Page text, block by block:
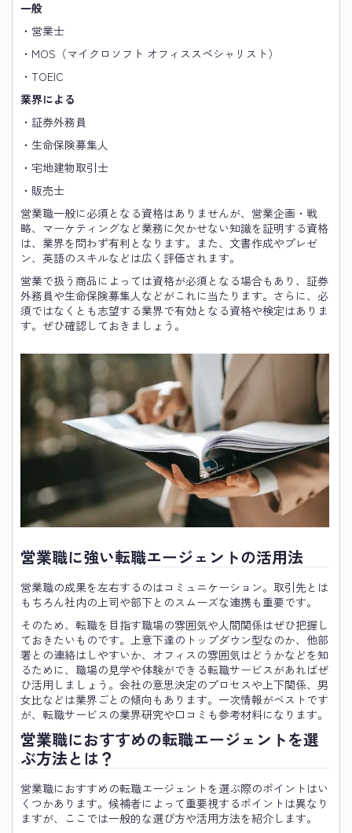
一般
・営業士
・MOS（マイクロソフト オフィススペシャリスト）
・TOEIC
業界による
・証券外務員
・生命保険募集人
・宅地建物取引士
・販売士
営業職一般に必須となる資格はありませんが、営業企画・戦
略、マーケティングなど業務に欠かせない知識を証明する資格
は、業界を問わず有利となります。また、文書作成やプレゼ
ン、英語のスキルなどは広く評価されます。
営業で扱う商品によっては資格が必須となる場合もあり、証券
外務員や生命保険募集人などがこれに当たります。さらに、必
須ではなくとも志望する業界で有効となる資格や検定はありま
す。ぜひ確認しておきましょう。
営業職に強い転職エージェントの活用法
営業職の成果を左右するのはコミュニケーション。取引先とは
もちろん社内の上司や部下とのスムーズな連携も重要です。
そのため、転職を目指す職場の雰囲気や人間関係はぜひ把握し
ておきたいものです。上意下達のトップダウン型なのか、他部
署との連絡はしやすいか、オフィスの雰囲気はどうかなどを知
るために、職場の見学や体験ができる転職サービスがあればぜ
ひ活用しましょう。会社の意思決定のプロセスや上下関係、男
女比などは業界ごとの傾向もあります。一次情報がベストです
が、転職サービスの業界研究や口コミも参考材料になります。
営業職におすすめの転職エージェントを選
ぶ方法とは？
営業職におすすめの転職エージェントを選ぶ際のポイントはい
くつかあります。候補者によって重要視するポイントは異なり
ますが、ここでは一般的な選び方や活用方法を紹介します。